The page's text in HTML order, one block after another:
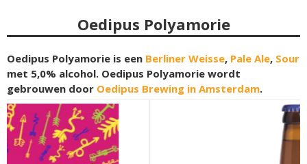
Oedipus Polyamorie
Oedipus Polyamorie is een Berliner Weisse, Pale Ale, Sour
met 5,0% alcohol. Oedipus Polyamorie wordt
gebrouwen door Oedipus Brewing in Amsterdam.